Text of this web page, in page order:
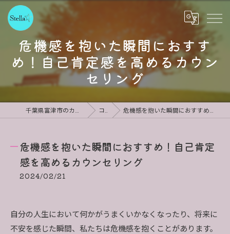
危機感を抱いた瞬間におすす
め！自己肯定感を高めるカウン
セリング
千葉県富津市のカウンセリングならStella コラム 危機感を抱いた瞬間におすすめ！自己肯定感を高めるカウンセリング
危機感を抱いた瞬間におすすめ！自己肯定
感を高めるカウンセリング
2024/02/21
自分の人生において何かがうまくいかなくなったり、将来に
不安を感じた瞬間、私たちは危機感を抱くことがあります。